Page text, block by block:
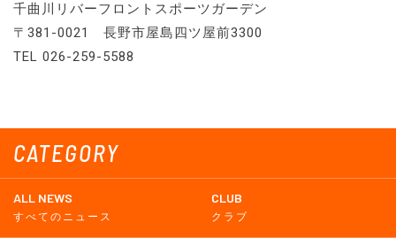
CATEGORY
ALL NEWS
すべてのニュース
CLUB
クラブ
千曲川リバーフロントスポーツガーデン
〒381-0021 長野市屋島四ツ屋前3300
TEL 026-259-5588